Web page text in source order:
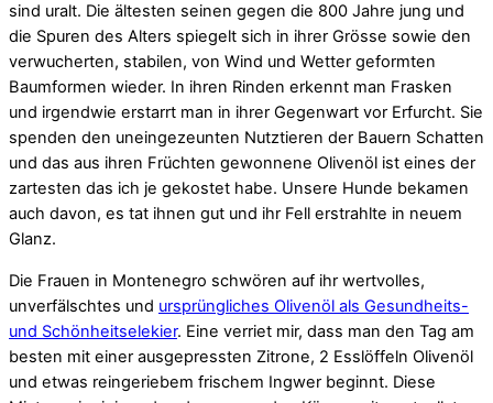
sind uralt. Die ältesten seinen gegen die 800 Jahre jung und
die Spuren des Alters spiegelt sich in ihrer Grösse sowie den
verwucherten, stabilen, von Wind und Wetter geformten
Baumformen wieder. In ihren Rinden erkennt man Frasken
und irgendwie erstarrt man in ihrer Gegenwart vor Erfurcht. Sie
spenden den uneingezeunten Nutztieren der Bauern Schatten
und das aus ihren Früchten gewonnene Olivenöl ist eines der
zartesten das ich je gekostet habe. Unsere Hunde bekamen
auch davon, es tat ihnen gut und ihr Fell erstrahlte in neuem
Glanz.
Die Frauen in Montenegro schwören auf ihr wertvolles,
unverfälschtes und ursprüngliches Olivenöl als Gesundheits-
und Schönheitselekier. Eine verriet mir, dass man den Tag am
besten mit einer ausgepressten Zitrone, 2 Esslöffeln Olivenöl
und etwas reingeriebem frischem Ingwer beginnt. Diese